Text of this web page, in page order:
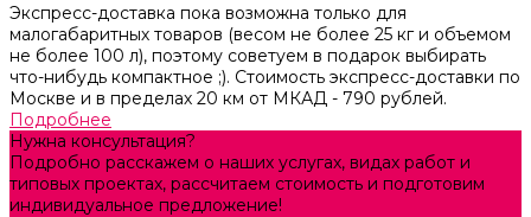
Экспресс-доставка пока возможна только для
малогабаритных товаров (весом не более 25 кг и объемом
не более 100 л), поэтому советуем в подарок выбирать
что-нибудь компактное ;). Стоимость экспресс-доставки по
Москве и в пределах 20 км от МКАД - 790 рублей.
Подробнее
Нужна консультация?
Подробно расскажем о наших услугах, видах работ и
типовых проектах, рассчитаем стоимость и подготовим
индивидуальное предложение!